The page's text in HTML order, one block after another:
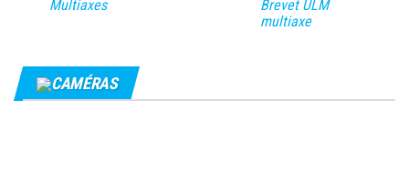
Multiaxes
Brevet ULM
multiaxe
CAMÉRAS